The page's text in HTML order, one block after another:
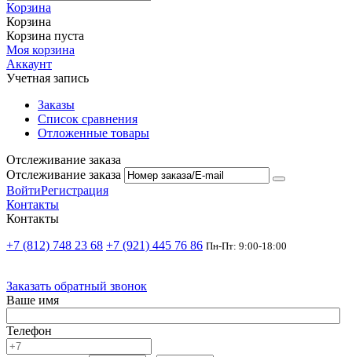
Корзина
Корзина
Корзина пуста
Моя корзина
Аккаунт
Учетная запись
Заказы
Список сравнения
Отложенные товары
Отслеживание заказа
Отслеживание заказа
ВойтиРегистрация
Контакты
Контакты
+7 (812) 748 23 68 +7 (921) 445 76 86 Пн-Пт: 9:00-18:00
Заказать обратный звонок
Ваше имя
Телефон